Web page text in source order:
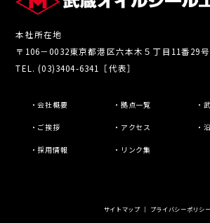
本社所在地
〒106－0032東京都港区六本木５丁目11番29号
TEL. (03)3404-6341［代表］
・会社概要 ・拠点一覧 ・
・ご挨拶 ・アクセス ・
・採用情報 ・リンク集
サイトマップ｜ プライバシーポリシー